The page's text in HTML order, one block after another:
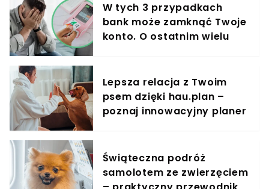
W tych 3 przypadkach
bank może zamknąć Twoje
konto. O ostatnim wielu
Lepsza relacja z Twoim
psem dzięki hau.plan –
poznaj innowacyjny planer
Świąteczna podróż
samolotem ze zwierzęciem